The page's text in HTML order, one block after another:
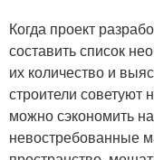
Когда проект
составить список
их количество и
строители советуют
можно сэкономить
невостребованные